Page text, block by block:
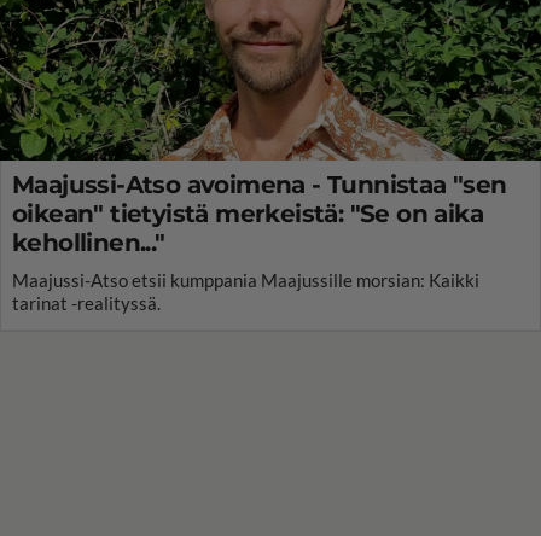
Maajussi-Atso avoimena - Tunnistaa "sen
oikean" tietyistä merkeistä: "Se on aika
kehollinen..."
Maajussi-Atso etsii kumppania Maajussille morsian: Kaikki
tarinat -realityssä.